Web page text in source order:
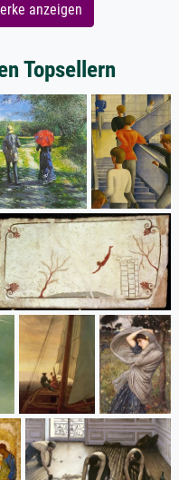
anzeigen
Topsellern